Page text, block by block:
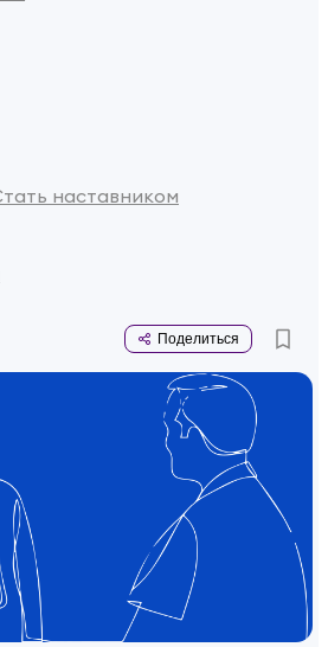
наставником
Поделиться